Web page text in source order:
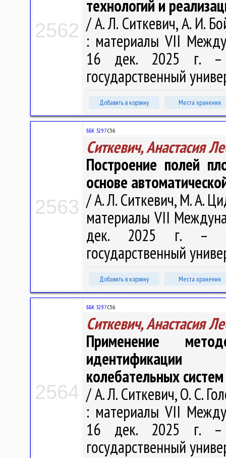
2562
технологий и
/ А. Л. Ситкевич, А. И.
: материалы VII
16 дек. 2025 г. –
государственный
Добавить в корзину Места хранения
2563
ББК 32.97С56
Ситкевич, Анастасия
Построение полей
основе
/ А. Л. Ситкевич, М. А.
материалы VII
дек. 2025 г. –
государственный
Добавить в корзину Места хранения
2564
ББК 32.97С56
Ситкевич, Анастасия
Применение
идентификации
колебательных систем
/ А. Л. Ситкевич, О. С.
: материалы VII
16 дек. 2025 г. –
государственный